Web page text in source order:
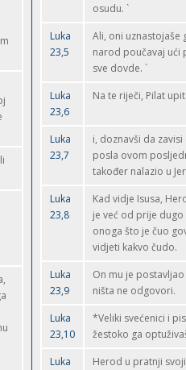
osudu. `
Luka
23,5
Ali, oni uznastojaše
narod poučavaj ući
sve dovde. `
Luka
23,6
Na te riječi, Pilat
Luka
23,7
i, doznavši da
posla ovom
također nalazio u
Luka
23,8
Kad vidje Isusa,
je već od prije
onoga što je čuo
vidjeti kakvo čudo.
Luka
23,9
On mu je
ništa ne odgovori.
Luka
23,10
*Veliki svećenici i
žestoko ga
Luka
Herod u pratnji